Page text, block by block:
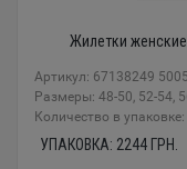
Жилетки
Артикул: 67138249
Размеры: 48-50, 52-54,
Количество в упаковке:
УПАКОВКА: 2244 ГРН.